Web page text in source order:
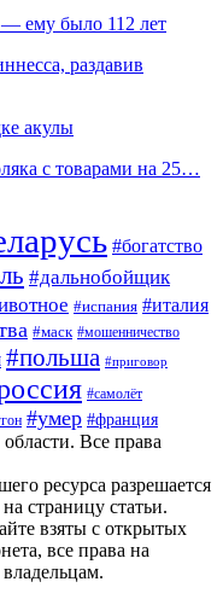
ему было 112 лет
раздавив
акулы
с товарами на 25…
#богатство
#дальнобойщик
#испания #италия
#маск #мошенничество
#польша #приговор
#самолёт
#умер #франция
Все права
ресурса разрешается
страницу статьи.
взяты с открытых
все права на